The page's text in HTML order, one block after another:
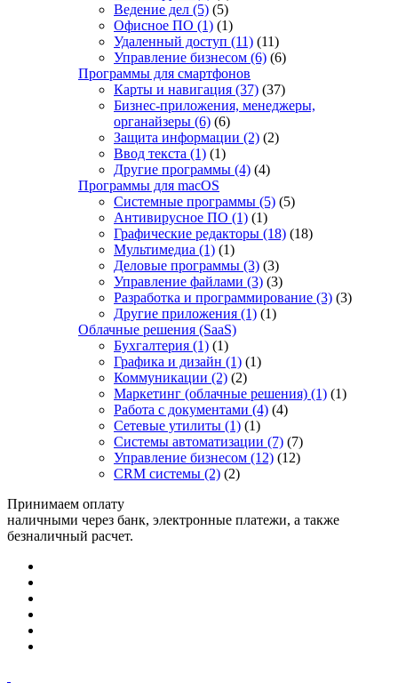
Ведение дел (5) (5)
Офисное ПО (1) (1)
Удаленный доступ (11) (11)
Управление бизнесом (6) (6)
Программы для смартфонов
Карты и навигация (37) (37)
Бизнес-приложения, менеджеры,
органайзеры (6) (6)
Защита информации (2) (2)
Ввод текста (1) (1)
Другие программы (4) (4)
Программы для macOS
Системные программы (5) (5)
Антивирусное ПО (1) (1)
Графические редакторы (18) (18)
Мультимедиа (1) (1)
Деловые программы (3) (3)
Управление файлами (3) (3)
Разработка и программирование (3) (3)
Другие приложения (1) (1)
Облачные решения (SaaS)
Бухгалтерия (1) (1)
Графика и дизайн (1) (1)
Коммуникации (2) (2)
Маркетинг (облачные решения) (1) (1)
Работа с документами (4) (4)
Сетевые утилиты (1) (1)
Системы автоматизации (7) (7)
Управление бизнесом (12) (12)
CRM системы (2) (2)
Принимаем оплату
наличными через банк, электронные платежи, а также
безналичный расчет.